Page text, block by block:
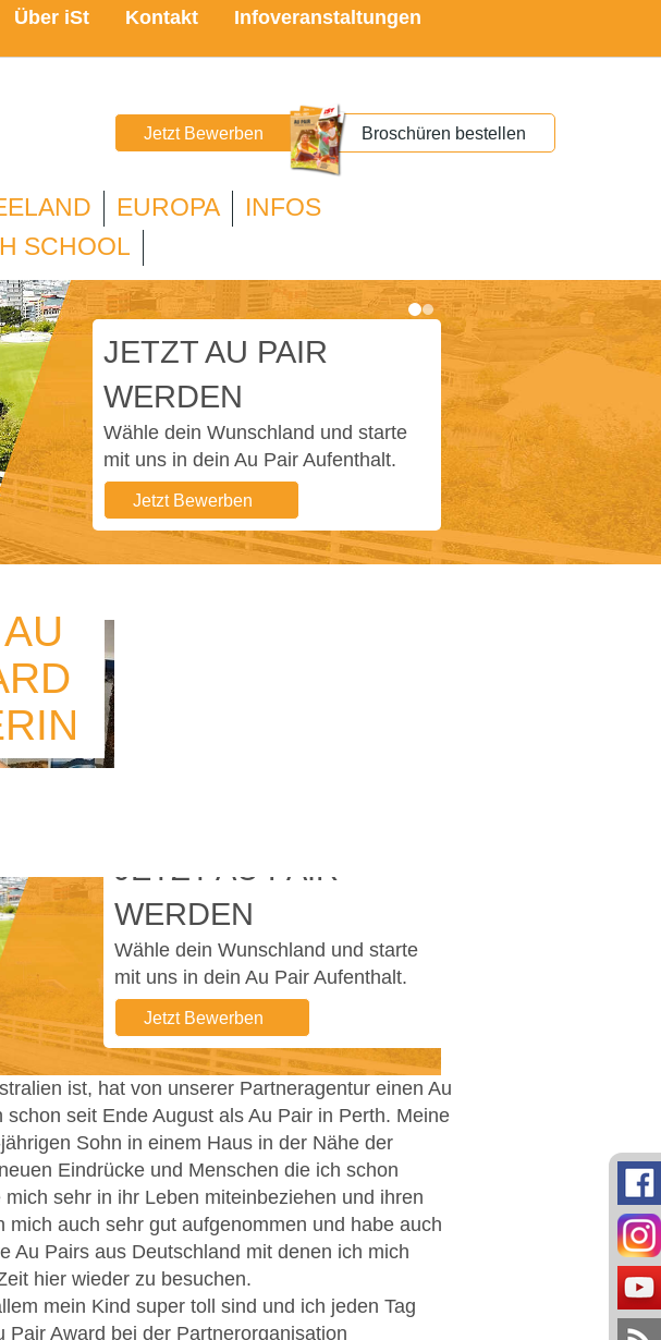
Über iSt Kontakt Infoveranstaltungen
Jetzt Bewerben Broschüren bestellen
EUROPA
INFOS
SCHOOL
JETZT AU PAIR
WERDEN
Wähle dein Wunschland und starte
mit uns in dein Au Pair Aufenthalt.
Jetzt Bewerben
JETZT AU PAIR
WERDEN
Wähle dein Wunschland und starte
mit uns in dein Au Pair Aufenthalt.
Jetzt Bewerben
ist, hat von unserer Partneragentur einen Au
seit Ende August als Au Pair in Perth. Meine
Sohn in einem Haus in der Nähe der
Eindrücke und Menschen die ich schon
sehr in ihr Leben miteinbeziehen und ihren
auch sehr gut aufgenommen und habe auch
Au Pairs aus Deutschland mit denen ich mich
hier wieder zu besuchen.
mein Kind super toll sind und ich jeden Tag
Award bei der Partnerorganisation